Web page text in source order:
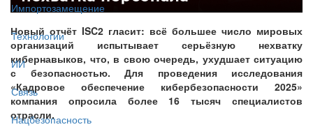
Импортозамещение
Технологии
ИИ
Связь
Нацбезопасность
Новый отчёт ISC2 гласит: всё большее число мировых
организаций испытывает серьёзную нехватку
кибернавыков, что, в свою очередь, ухудшает ситуацию
с безопасностью. Для проведения исследования
«Кадровое обеспечение кибербезопасности 2025»
компания опросила более 16 тысяч специалистов
отрасли.